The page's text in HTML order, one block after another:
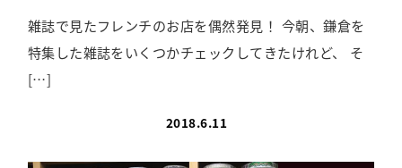
雑誌で見たフレンチのお店を偶然発見！ 今朝、鎌倉を
特集した雑誌をいくつかチェックしてきたけれど、 そ
[…]
2018.6.11